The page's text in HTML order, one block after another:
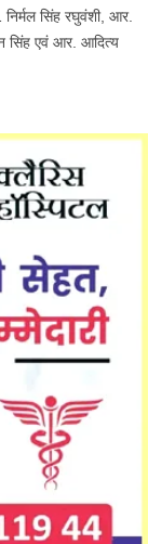
सिंह रघुवंशी, आर.
सिंह एवं आर. आदित्य